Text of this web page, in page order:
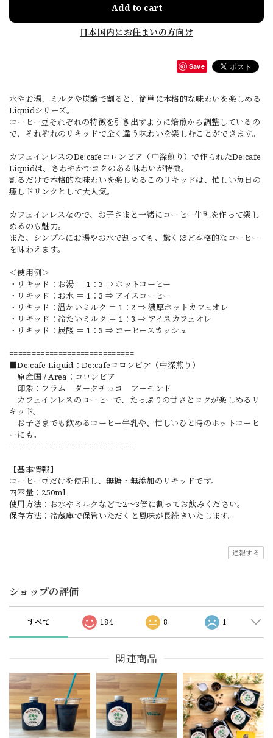
Add to cart
日本国内にお住まいの方向け
Save
水やお湯、ミルクや炭酸で割ると、簡単に本格的な味わいを楽しめる
Liquidシリーズ。
コーヒー豆それぞれの特徴を引き出すように焙煎から調整しているの
で、それぞれのリキッドで全く違う味わいを楽しむことができます。
カフェインレスのDe:cafeコロンビア（中深煎り）で作られたDe:cafe
Liquidは、さわやかでコクのある味わいが特徴。
割るだけで本格的な味わいを楽しめるこのリキッドは、忙しい毎日の
癒しドリンクとして大人気。
カフェインレスなので、お子さまと一緒にコーヒー牛乳を作って楽し
めるのも魅力。
また、シンプルにお湯やお水で割っても、驚くほど本格的なコーヒー
を味わえます。
＜使用例＞
・リキッド：お湯 ＝ 1：3 ⇒ ホットコーヒー
・リキッド：お水 ＝ 1：3 ⇒ アイスコーヒー
・リキッド：温かいミルク ＝ 1：2 ⇒ 濃厚ホットカフェオレ
・リキッド：冷たいミルク ＝ 1：3 ⇒ アイスカフェオレ
・リキッド：炭酸 ＝ 1：3 ⇒ コーヒースカッシュ
============================
■De:cafe Liquid：De:cafeコロンビア（中深煎り）
原産国 / Area：コロンビア
印象：プラム ダークチョコ アーモンド
カフェインレスのコーヒーで、たっぷりの甘さとコクが楽しめるリ
キッド。
お子さまでも飲めるコーヒー牛乳や、忙しいひと時のホットコーヒ
ーにも。
============================
【基本情報】
コーヒー豆だけを使用し、無糖・無添加のリキッドです。
内容量：250ml
使用方法：お水やミルクなどで2〜3倍に割ってお飲みください。
保存方法：冷蔵庫で保管いただくと風味が長続きいたします。
通報する
ショップの評価
すべて 184 8 1
関連商品